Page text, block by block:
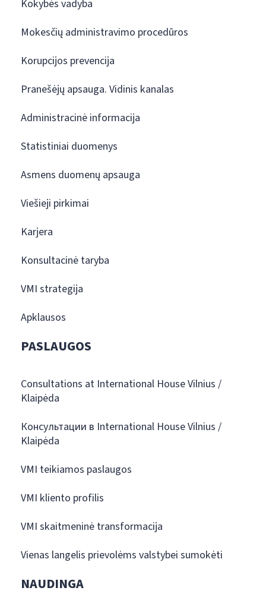
Kokybės vadyba
Mokesčių administravimo procedūros
Korupcijos prevencija
Pranešėjų apsauga. Vidinis kanalas
Administracinė informacija
Statistiniai duomenys
Asmens duomenų apsauga
Viešieji pirkimai
Karjera
Konsultacinė taryba
VMI strategija
Apklausos
PASLAUGOS
Consultations at International House Vilnius /
Klaipėda
Консультации в International House Vilnius /
Klaipėda
VMI teikiamos paslaugos
VMI kliento profilis
VMI skaitmeninė transformacija
Vienas langelis prievolėms valstybei sumokėti
NAUDINGA